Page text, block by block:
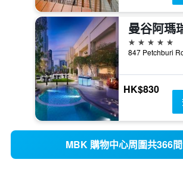
5星級
HK$830
MBK 購物中心周圍共366